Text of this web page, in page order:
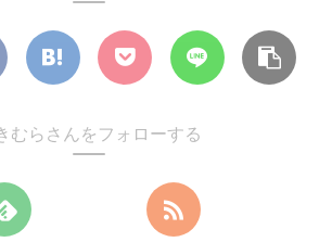
むらさんをフォローする